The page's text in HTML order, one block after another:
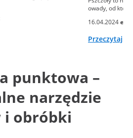
owady, od
16.04.2024
Przeczytaj
punktowa –
narzędzie
i obróbki